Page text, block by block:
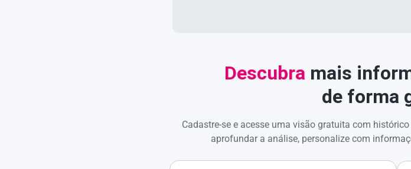
Descubra mais
de forma
Cadastre-se e acesse uma visão gratuita com
aprofundar a análise, personalize com